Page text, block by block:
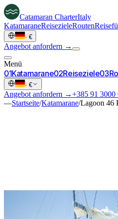
Catamaran CharterItaly
KatamaraneReisezieleRouten
· €
Angebot anfordern →
Menü
01Katamarane02Reiseziele03
· €
Angebot anfordern →+385 91 3000
—Startseite/Katamarane/Lagoon 46